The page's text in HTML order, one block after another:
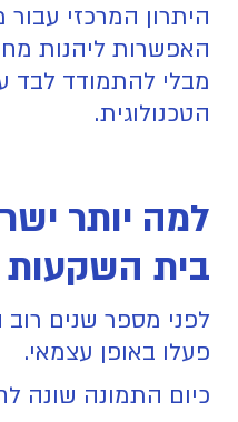
היתרון המרכזי
האפשרות ליהנות
מבלי להתמודד לבד
הטכנולוגית.
למה יותר
בית השקעות
לפני מספר שנים
פעלו באופן עצמאי.
כיום התמונה שונה